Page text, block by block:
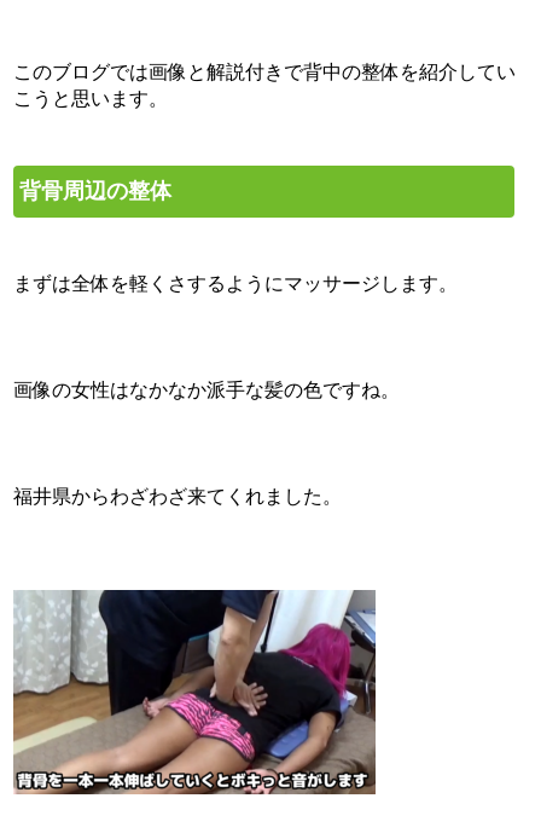
このブログでは画像と解説付きで背中の整体を紹介してい
こうと思います。
背骨周辺の整体
まずは全体を軽くさするようにマッサージします。
画像の女性はなかなか派手な髪の色ですね。
福井県からわざわざ来てくれました。